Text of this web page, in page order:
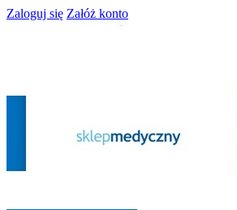
Zaloguj się Załóż konto